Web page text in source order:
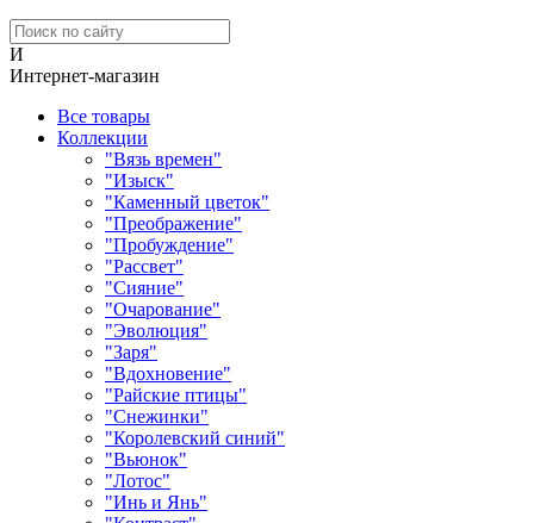
И
Интернет-магазин
Все товары
Коллекции
"Вязь времен"
"Изыск"
"Каменный цветок"
"Преображение"
"Пробуждение"
"Рассвет"
"Сияние"
"Очарование"
"Эволюция"
"Заря"
"Вдохновение"
"Райские птицы"
"Снежинки"
"Королевский синий"
"Вьюнок"
"Лотос"
"Инь и Янь"